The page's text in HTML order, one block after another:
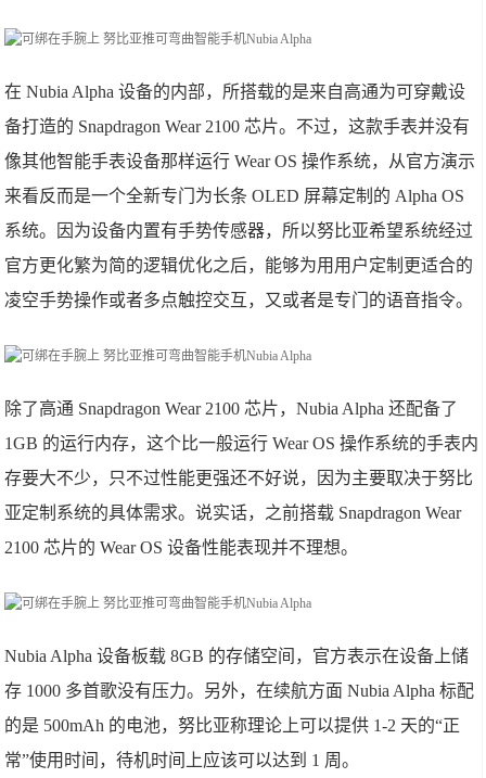
在 Nubia Alpha 设备的内部，所搭载的是来自高通为可穿戴设
备打造的 Snapdragon Wear 2100 芯片。不过，这款手表并没有
像其他智能手表设备那样运行 Wear OS 操作系统，从官方演示
来看反而是一个全新专门为长条 OLED 屏幕定制的 Alpha OS
系统。因为设备内置有手势传感器，所以努比亚希望系统经过
官方更化繁为简的逻辑优化之后，能够为用用户定制更适合的
凌空手势操作或者多点触控交互，又或者是专门的语音指令。
除了高通 Snapdragon Wear 2100 芯片，Nubia Alpha 还配备了
1GB 的运行内存，这个比一般运行 Wear OS 操作系统的手表内
存要大不少，只不过性能更强还不好说，因为主要取决于努比
亚定制系统的具体需求。说实话，之前搭载 Snapdragon Wear
2100 芯片的 Wear OS 设备性能表现并不理想。
Nubia Alpha 设备板载 8GB 的存储空间，官方表示在设备上储
存 1000 多首歌没有压力。另外，在续航方面 Nubia Alpha 标配
的是 500mAh 的电池，努比亚称理论上可以提供 1-2 天的“正
常”使用时间，待机时间上应该可以达到 1 周。